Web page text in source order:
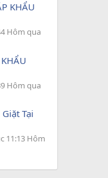
KHẨU
Hôm qua
Hôm qua
Tại
11:13 Hôm